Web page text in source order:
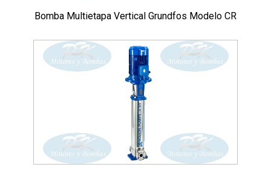
Bomba Multietapa Vertical Grundfos Modelo CR